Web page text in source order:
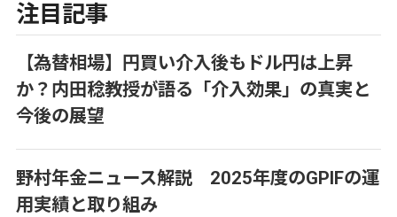
注目記事
【為替相場】円買い介入後もドル円は上昇
か？内田稔教授が語る「介入効果」の真実と
今後の展望
野村年金ニュース解説 2025年度のGPIFの運
用実績と取り組み